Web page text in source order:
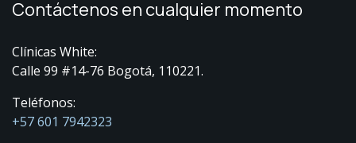
Contáctenos en cualquier momento
Clínicas White:
Calle 99 #14-76 Bogotá, 110221.
Teléfonos:
+57 601 7942323